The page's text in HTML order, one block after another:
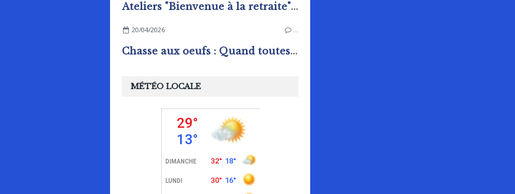
Ateliers "Bienvenue à la retraite" au Pôle Animation Pierre Sévin
20/04/2026 …
Chasse aux oeufs : Quand toutes les générations s'amusent !
MÉTÉO LOCALE